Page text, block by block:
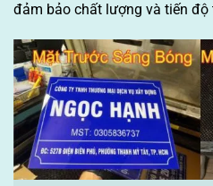
đảm bảo chất lượng và tiến độ